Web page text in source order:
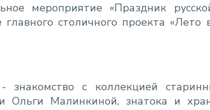
мероприятие «Праздник
столичного проекта «Лето
знакомство с коллекцией
Ольги Малинкиной, знатока и